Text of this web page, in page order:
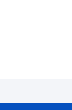
το έργο